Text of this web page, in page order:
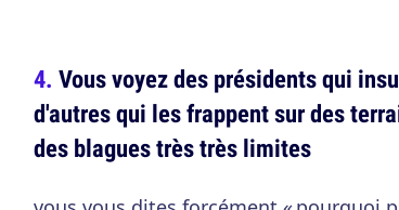
Vous voyez des présidents qui
d'autres qui les frappent sur des
des blagues très très limites